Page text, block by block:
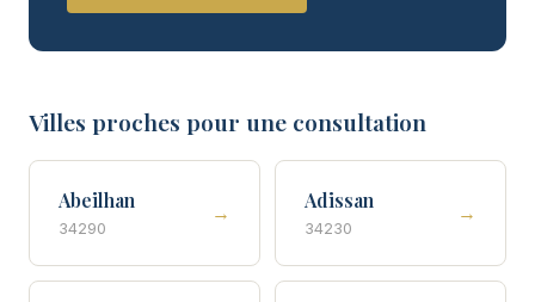
Villes proches pour une consultation
Abeilhan
34290
→
Adissan
34230
→